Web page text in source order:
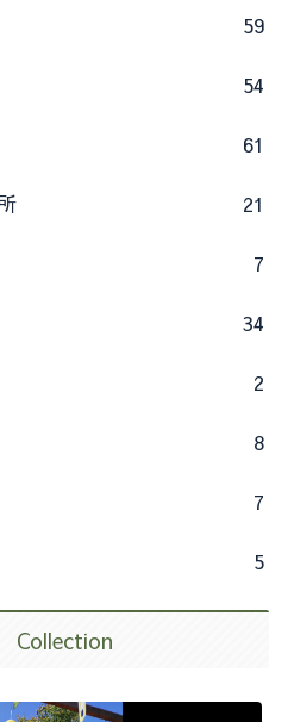
59
54
61
21
7
34
2
8
7
5
Collection